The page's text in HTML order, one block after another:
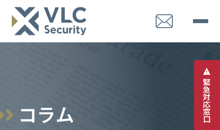
緊
急
対
応
窓
口
コラム